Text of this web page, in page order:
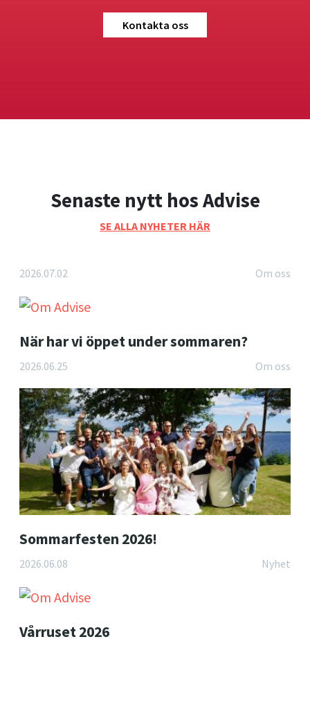
Kontakta oss
Senaste nytt hos Advise
SE ALLA NYHETER HÄR
2026.07.02 Om oss
När har vi öppet under sommaren?
2026.06.25 Om oss
Sommarfesten 2026!
2026.06.08 Nyhet
Vårruset 2026